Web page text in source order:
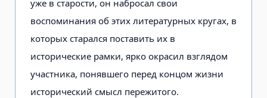
уже в старости, он набросал свои
воспоминания об этих литературных кругах, в
которых старался поставить их в
исторические рамки, ярко окрасил взглядом
участника, понявшего перед концом жизни
исторический смысл пережитого.